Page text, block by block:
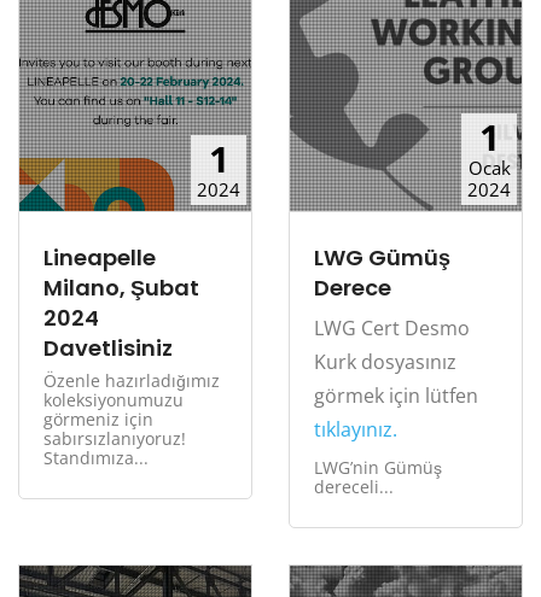
1
2024
Lineapelle
Milano, Şubat
2024
Davetlisiniz
Özenle hazırladığımız
koleksiyonumuzu
görmeniz için
sabırsızlanıyoruz!
Standımıza...
1
Ocak
2024
LWG Gümüş
Derece
LWG Cert Desmo
Kurk dosyasınız
görmek için lütfen
tıklayınız.
LWG’nin Gümüş
dereceli...